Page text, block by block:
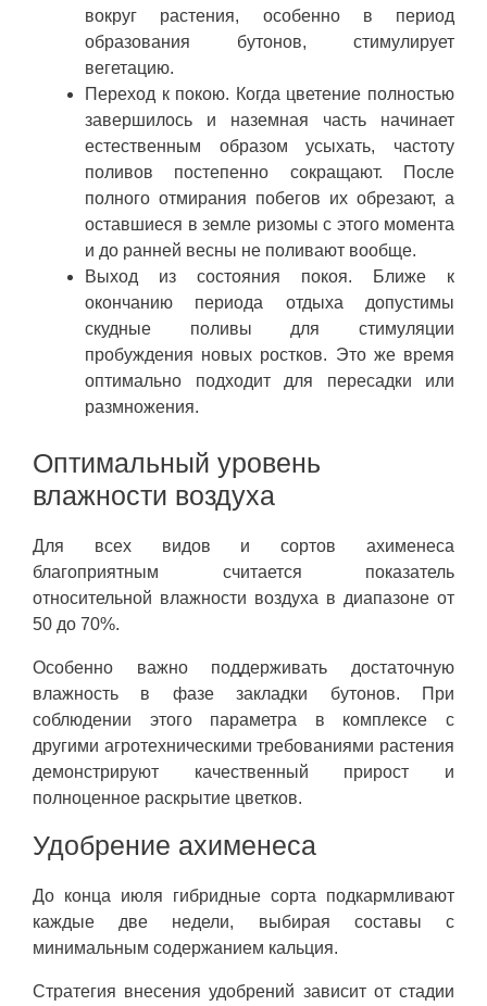
вокруг растения, особенно в период
образования бутонов, стимулирует
вегетацию.
Переход к покою. Когда цветение полностью
завершилось и наземная часть начинает
естественным образом усыхать, частоту
поливов постепенно сокращают. После
полного отмирания побегов их обрезают, а
оставшиеся в земле ризомы с этого момента
и до ранней весны не поливают вообще.
Выход из состояния покоя. Ближе к
окончанию периода отдыха допустимы
скудные поливы для стимуляции
пробуждения новых ростков. Это же время
оптимально подходит для пересадки или
размножения.
Оптимальный уровень
влажности воздуха
Для всех видов и сортов ахименеса
благоприятным считается показатель
относительной влажности воздуха в диапазоне от
50 до 70%.
Особенно важно поддерживать достаточную
влажность в фазе закладки бутонов. При
соблюдении этого параметра в комплексе с
другими агротехническими требованиями растения
демонстрируют качественный прирост и
полноценное раскрытие цветков.
Удобрение ахименеса
До конца июля гибридные сорта подкармливают
каждые две недели, выбирая составы с
минимальным содержанием кальция.
Стратегия внесения удобрений зависит от стадии